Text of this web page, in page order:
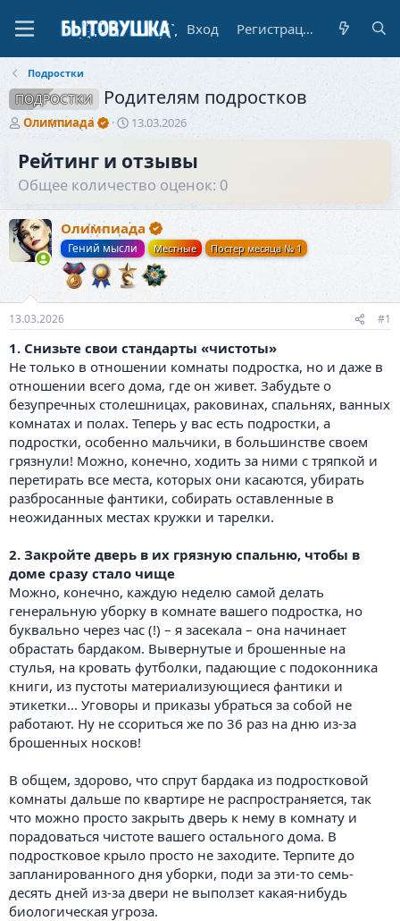
Вход Регистрация
Подростки
ПОДРОСТКИ Родителям подростков
А
т
р
е
м
ы
Олимпиада
Д
т
а
н
а
л
а
13.03.2026
Рейтинг и отзывы
Общее количество оценок: 0
Олимпиада
Гений мысли Местные Постер месяца № 1
13.03.2026 #1
1. Снизьте свои стандарты «чистоты»
Не только в отношении комнаты подростка, но и даже в
отношении всего дома, где он живет. Забудьте о
безупречных столешницах, раковинах, спальнях, ванных
комнатах и полах. Теперь у вас есть подростки, а
подростки, особенно мальчики, в большинстве своем
грязнули! Можно, конечно, ходить за ними с тряпкой и
перетирать все места, которых они касаются, убирать
разбросанные фантики, собирать оставленные в
неожиданных местах кружки и тарелки.
2. Закройте дверь в их грязную спальню, чтобы в
доме сразу стало чище
Можно, конечно, каждую неделю самой делать
генеральную уборку в комнате вашего подростка, но
буквально через час (!) – я засекала – она начинает
обрастать бардаком. Вывернутые и брошенные на
стулья, на кровать футболки, падающие с подоконника
книги, из пустоты материализующиеся фантики и
этикетки... Уговоры и приказы убраться за собой не
работают. Ну не ссориться же по 36 раз на дню из-за
брошенных носков!
В общем, здорово, что спрут бардака из подростковой
комнаты дальше по квартире не распространяется, так
что можно просто закрыть дверь к нему в комнату и
порадоваться чистоте вашего остального дома. В
подростковое крыло просто не заходите. Терпите до
запланированного дня уборки, поди за эти-то семь-
десять дней из-за двери не выползет какая-нибудь
биологическая угроза.